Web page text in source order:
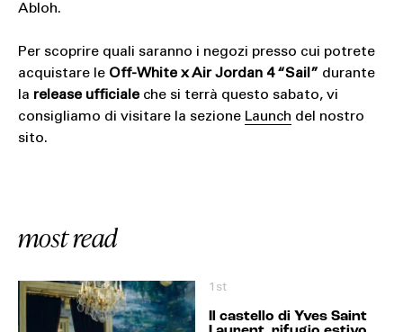
Abloh.
Per scoprire quali saranno i negozi presso cui potrete
acquistare le Off-White x Air Jordan 4 “Sail” durante
la release ufficialeche si terrà questo sabato, vi
consigliamo di visitare la sezione Launch del nostro
sito.
most read
1st
Il castello di Yves Saint